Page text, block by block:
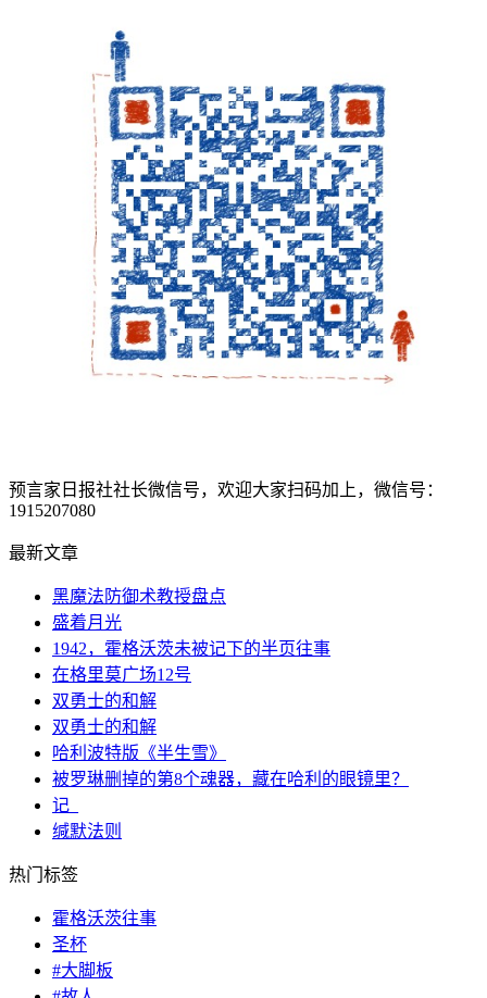
预言家日报社社长微信号，欢迎大家扫码加上，微信号：
1915207080
最新文章
黑魔法防御术教授盘点
盛着月光
1942，霍格沃茨未被记下的半页往事
在格里莫广场12号
双勇士的和解
双勇士的和解
哈利波特版《半生雪》
被罗琳删掉的第8个魂器，藏在哈利的眼镜里？
记_
缄默法则
热门标签
霍格沃茨往事
圣杯
#大脚板